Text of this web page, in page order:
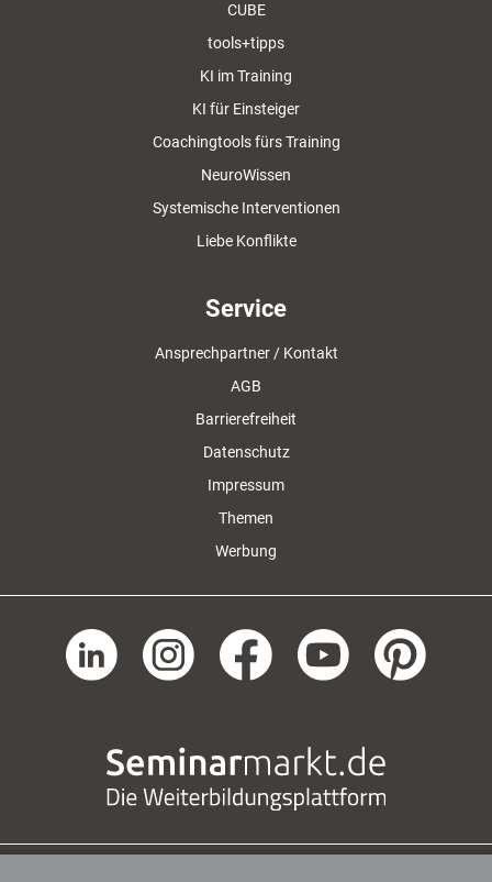
CUBE
tools+tipps
KI im Training
KI für Einsteiger
Coachingtools fürs Training
NeuroWissen
Systemische Interventionen
Liebe Konflikte
Service
Ansprechpartner / Kontakt
AGB
Barrierefreiheit
Datenschutz
Impressum
Themen
Werbung